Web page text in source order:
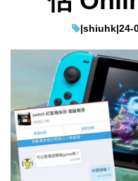
教學評測
IT Times
生成式AI與雲端應用
Enterprise Digital
|shiuhk|24-